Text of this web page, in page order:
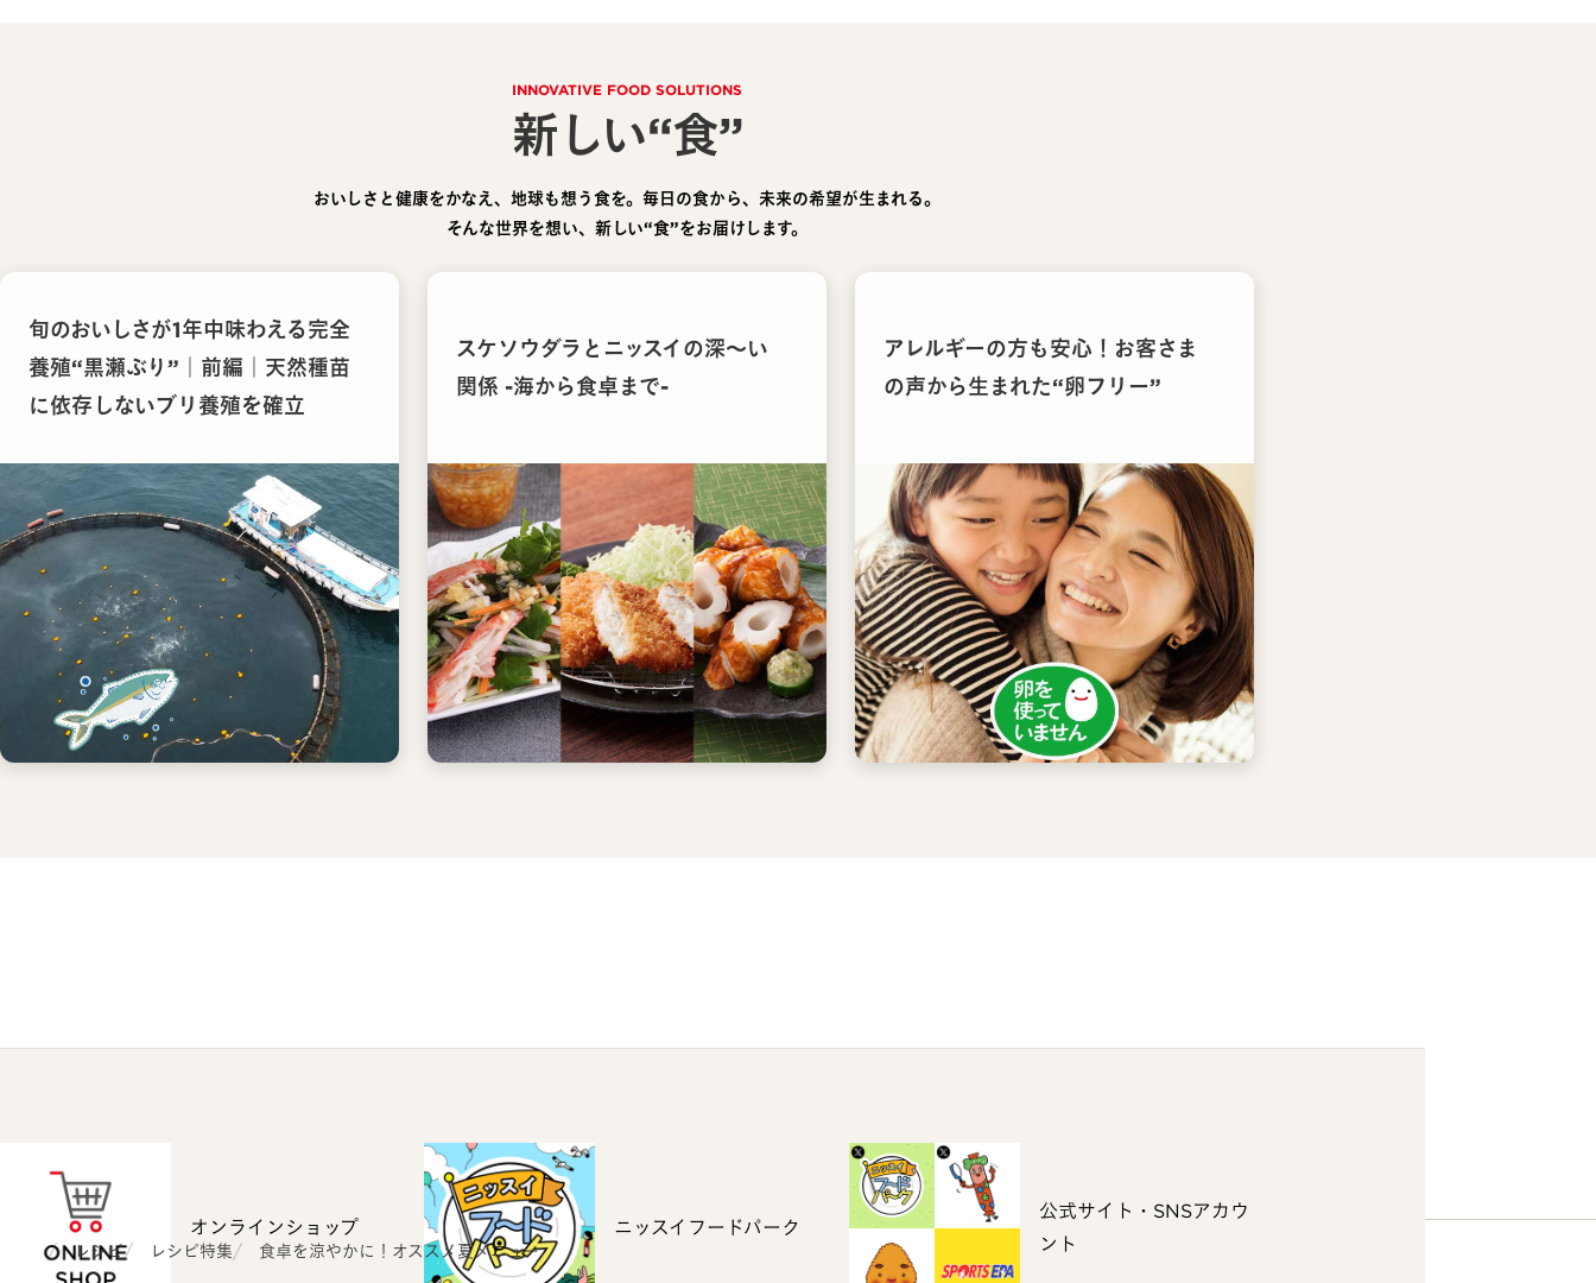
INNOVATIVE FOOD SOLUTIONS
新しい“食”
おいしさと健康をかなえ、地球も想う食を。毎日の食から、未来の希望が生まれる。
そんな世界を想い、新しい“食”をお届けします。
旬のおいしさが1年中味わえる完全
養殖“黒瀬ぶり”｜前編｜天然種苗
に依存しないブリ養殖を確立
スケソウダラとニッスイの深〜い
関係 -海から食卓まで-
アレルギーの方も安心！お客さま
の声から生まれた“卵フリー”
オンラインショップ ニッスイフードパーク
公式サイト・SNSアカウ
ント
ホーム レシピ レシピ特集 食卓を涼やかに！オススメ夏メニュー